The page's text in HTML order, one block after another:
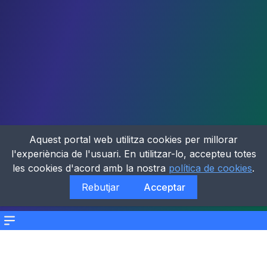
Menu
Aquest portal web utilitza cookies per millorar
l'experiència de l'usuari. En utilitzar-lo, accepteu totes
les cookies d'acord amb la nostra política de cookies.
Rebutjar
Acceptar